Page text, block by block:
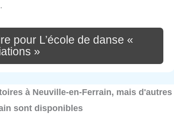
pour L’école de danse «
»
à Neuville-en-Ferrain, mais d'autres
sont disponibles